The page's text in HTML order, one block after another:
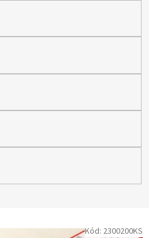
Kód: 2300200KS